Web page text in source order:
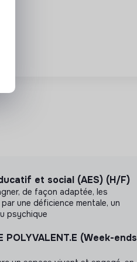
et social (AES) (H/F)
de façon adaptée, les
une déficience mentale, un
psychique
POLYVALENT.E (Week-ends